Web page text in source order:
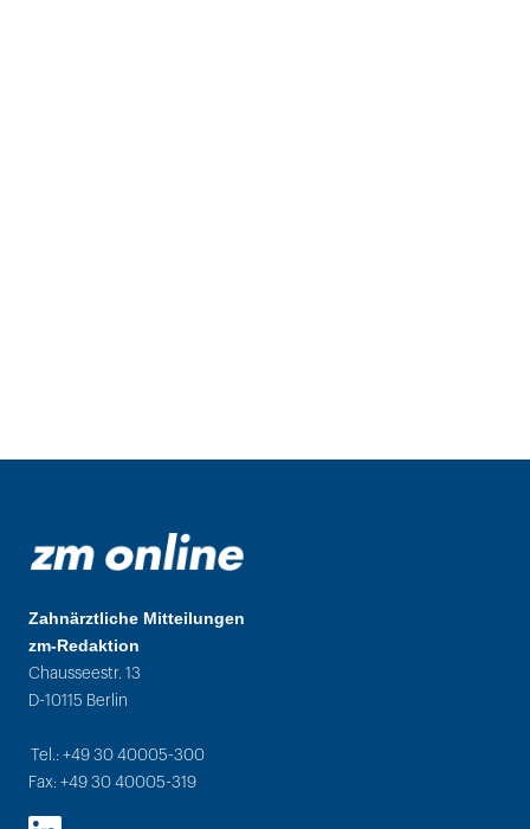
Zahnärztliche Mitteilungen
zm-Redaktion
Chausseestr. 13
D-10115 Berlin
Tel.: +49 30 40005-300
Fax: +49 30 40005-319